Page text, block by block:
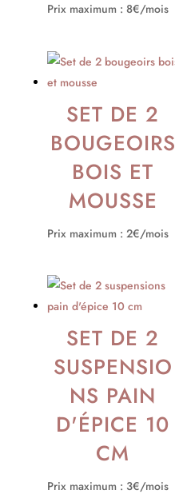
Prix maximum : 8€/mois
SET DE 2
BOUGEOIRS
BOIS ET
MOUSSE
Prix maximum : 2€/mois
SET DE 2
SUSPENSIO
NS PAIN
D'ÉPICE 10
CM
Prix maximum : 3€/mois